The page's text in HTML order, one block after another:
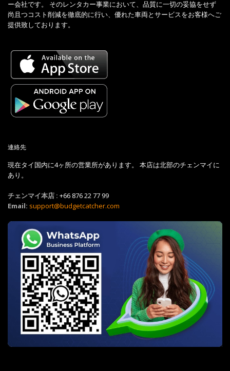
ー会社です。 そのレンタカー事業において、品質に一切の妥協をせず
尚且つコスト削減を徹底的に行い、優れた車両とサービスをお客様へご
提供致しております。
連絡先
現在タイ国内に4ヶ所の営業所があります。 本店は北部のチェンマイに
あり。
チェンマイ本店 : +66 876 22 77 99
Email: support@budgetcatcher.com